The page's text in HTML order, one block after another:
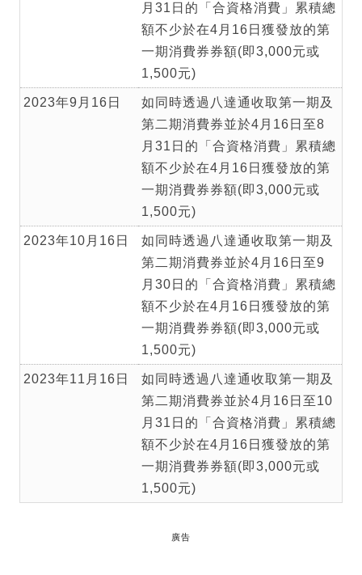
月31日的「合資格消費」累積總
額不少於在4月16日獲發放的第
一期消費券券額(即3,000元或
1,500元)
2023年9月16日
如同時透過八達通收取第一期及
第二期消費券並於4月16日至8
月31日的「合資格消費」累積總
額不少於在4月16日獲發放的第
一期消費券券額(即3,000元或
1,500元)
2023年10月16日
如同時透過八達通收取第一期及
第二期消費券並於4月16日至9
月30日的「合資格消費」累積總
額不少於在4月16日獲發放的第
一期消費券券額(即3,000元或
1,500元)
2023年11月16日
如同時透過八達通收取第一期及
第二期消費券並於4月16日至10
月31日的「合資格消費」累積總
額不少於在4月16日獲發放的第
一期消費券券額(即3,000元或
1,500元)
廣告